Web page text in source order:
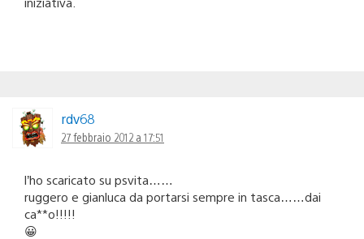
rdv68
27 febbraio 2012 a 17:51
l’ho scaricato su psvita……
ruggero e gianluca da portarsi sempre in tasca……dai
ca**o!!!!!
😀